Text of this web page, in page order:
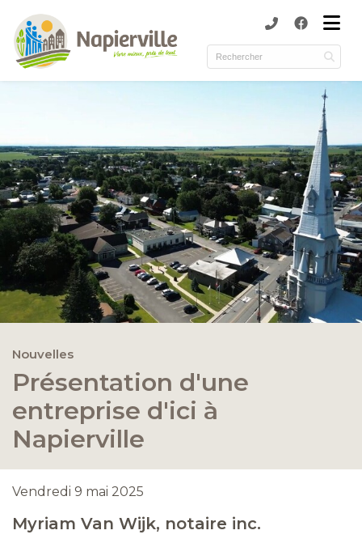
(Municipalité )
(Services )
Nouvelles
Présentation d'une
entreprise d'ici à
Napierville
Vendredi 9 mai 2025
Myriam Van Wijk, notaire inc.